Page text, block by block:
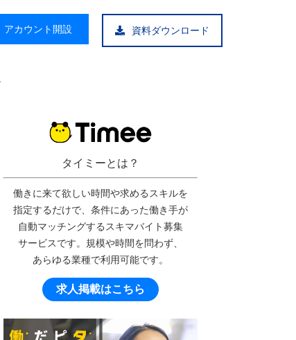
アカウント開設 資料ダウンロード
タイミーとは？
働きに来て欲しい時間や求めるスキルを
指定するだけで、条件にあった働き手が
自動マッチングするスキマバイト募集
サービスです。規模や時間を問わず、
あらゆる業種で利用可能です。
求人掲載はこちら